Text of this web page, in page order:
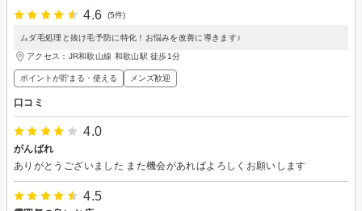
4.6
(5件)
ムダ毛処理と抜け毛予防に特化！お悩みを改善に導きます♪
アクセス：JR和歌山線 和歌山駅 徒歩1分
ポイントが貯まる・使える メンズ歓迎
口コミ
4.0
がんばれ
ありがとうございました また機会があればよろしくお願いします
4.5